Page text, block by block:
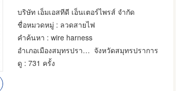
บริษัท เอ็มเอสทีดี เอ็นเตอร์ไพรส์ จำกัด
ชื่อหมวดหมู่ : ลวดสายไฟ
คำค้นหา : wire harness
อำเภอเมืองสมุทรปราการ จังหวัดสมุทรปราการ
ดู : 731 ครั้ง